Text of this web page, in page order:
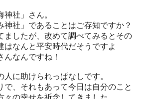
社」さん。
神社」であることはご存知ですか？
ましたが、改めて調べてみるとその
はなんと平安時代だそうですよ
なんですね！
人に助けられっぱなしです。
で、それもあって今日は自分のこと
の幸せを祈念してきました。